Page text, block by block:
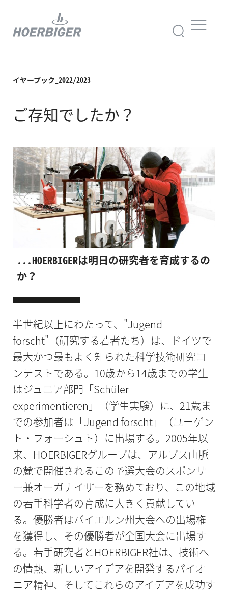
イヤーブック_2022/2023
ご存知でしたか？
...HOERBIGERは明日の研究者を育成するの
か？
半世紀以上にわたって、"Jugend
forscht"（研究する若者たち）は、ドイツで
最大かつ最もよく知られた科学技術研究コ
ンテストである。10歳から14歳までの学生
はジュニア部門「Schüler
experimentieren」（学生実験）に、21歳ま
での参加者は「Jugend forscht」（ユーゲン
ト・フォーシュト）に出場する。2005年以
来、HOERBIGERグループは、アルプス山脈
の麓で開催されるこの予選大会のスポンサ
ー兼オーガナイザーを務めており、この地域
の若手科学者の育成に大きく貢献してい
る。優勝者はバイエルン州大会への出場権
を獲得し、その優勝者が全国大会に出場す
る。若手研究者とHOERBIGER社は、技術へ
の情熱、新しいアイデアを開発するパイオ
ニア精神、そしてこれらのアイデアを成功す